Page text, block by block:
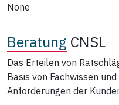
None
Beratung CNSL
Das Erteilen von
Basis von Fachwissen
Anforderungen der